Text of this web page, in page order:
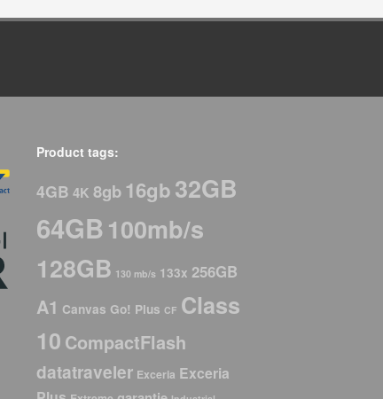
Product tags:
4GB 4K 8gb16gb32GB
64GB100mb/s
128GB 130 mb/s 133x 256GB
A1 Canvas Go! Plus CF Class
10 CompactFlash
datatraveler Exceria Exceria